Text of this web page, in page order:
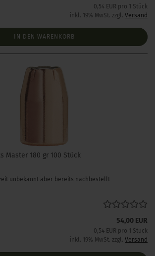
0,54 EUR pro 1 Stück
inkl. 19% MwSt. zzgl. Versand
IN DEN WARENKORB
Master 180 gr 100 Stück
unbekannt aber bereits nachbestellt
54,00 EUR
0,54 EUR pro 1 Stück
inkl. 19% MwSt. zzgl. Versand